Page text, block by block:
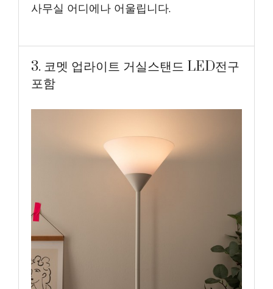
사무실 어디에나 어울립니다.
3. 코멧 업라이트 거실스탠드 LED전구
포함